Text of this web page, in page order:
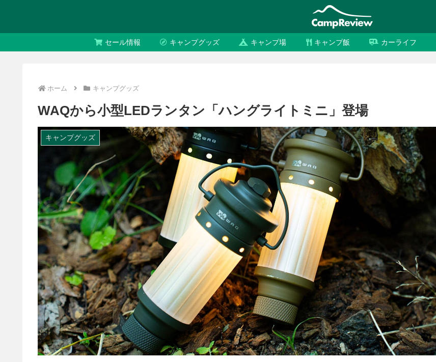
セール情報 キャンプグッズ キャンプ場 キャンプ飯 カーライフ
ホーム キャンプグッズ
WAQから小型LEDランタン「ハングライトミニ」登場
キャンプグッズ